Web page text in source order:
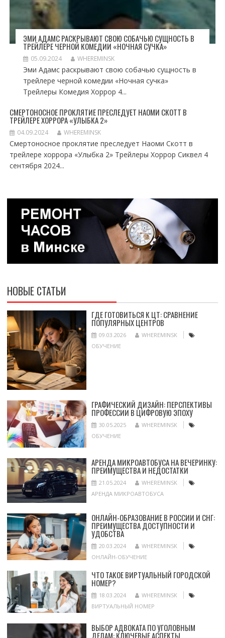
ЭМИ АДАМС РАСКРЫВАЮТ СВОЮ СОБАЧЬЮ СУЩНОСТЬ В
ТРЕЙЛЕРЕ ЧЕРНОЙ КОМЕДИИ «НОЧНАЯ СУЧКА»
05.09.2024 WHEREMINSK
Эми Адамс раскрывают свою собачью сущность в
трейлере черной комедии «Ночная сучка»
Трейлеры Комедия Хоррор 4...
СМЕРТОНОСНОЕ ПРОКЛЯТИЕ ПРЕСЛЕДУЕТ НАОМИ СКОТТ В
ТРЕЙЛЕРЕ ХОРРОРА «УЛЫБКА 2»
04.09.2024 WHEREMINSK
Смертоносное проклятие преследует Наоми Скотт в
трейлере хоррора «Улыбка 2» Трейлеры Хоррор Сиквел 4
сентября 2024...
НОВЫЕ СТАТЬИ
ГДЕ ГОТОВИТЬСЯ К ЦТ: СРАВНЕНИЕ
ПОПУЛЯРНЫХ ЦЕНТРОВ
09.03.2026
WHEREMINSK
ОБУЧЕНИЕ
ГРАФИЧЕСКИЙ ДИЗАЙН: ПЕРСПЕКТИВЫ
ПРОФЕССИИ В ЦИФРОВУЮ ЭПОХУ
30.05.2025
WHEREMINSK
ОБУЧЕНИЕ
АРЕНДА МИКРОАВТОБУСА НА ВЕЧЕРИНКУ:
ПРЕИМУЩЕСТВА И НЕДОСТАТКИ
21.05.2024
WHEREMINSK
АРЕНДА МИКРОАВТОБУСА
ОНЛАЙН-ОБРАЗОВАНИЕ В РОССИИ И СНГ:
ПРЕИМУЩЕСТВА ДОСТУПНОСТИ И
УДОБСТВА
20.03.2024
WHEREMINSK
ОНЛАЙН-ОБУЧЕНИЕ
ЧТО ТАКОЕ ВИРТУАЛЬНЫЙ ГОРОДСКОЙ
НОМЕР?
18.03.2024
WHEREMINSK
ВИРТУАЛЬНЫЙ НОМЕР
ВЫБОР АДВОКАТА ПО УГОЛОВНЫМ
ДЕЛАМ: КЛЮЧЕВЫЕ АСПЕКТЫ